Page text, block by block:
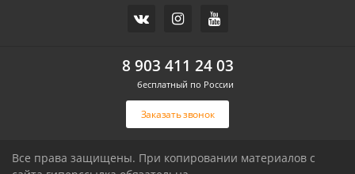
Дом, 71 м2, 3 сот.
Заказать звонок
8 903 411 24 03
бесплатный по России
Все права защищены. При копировании материалов с